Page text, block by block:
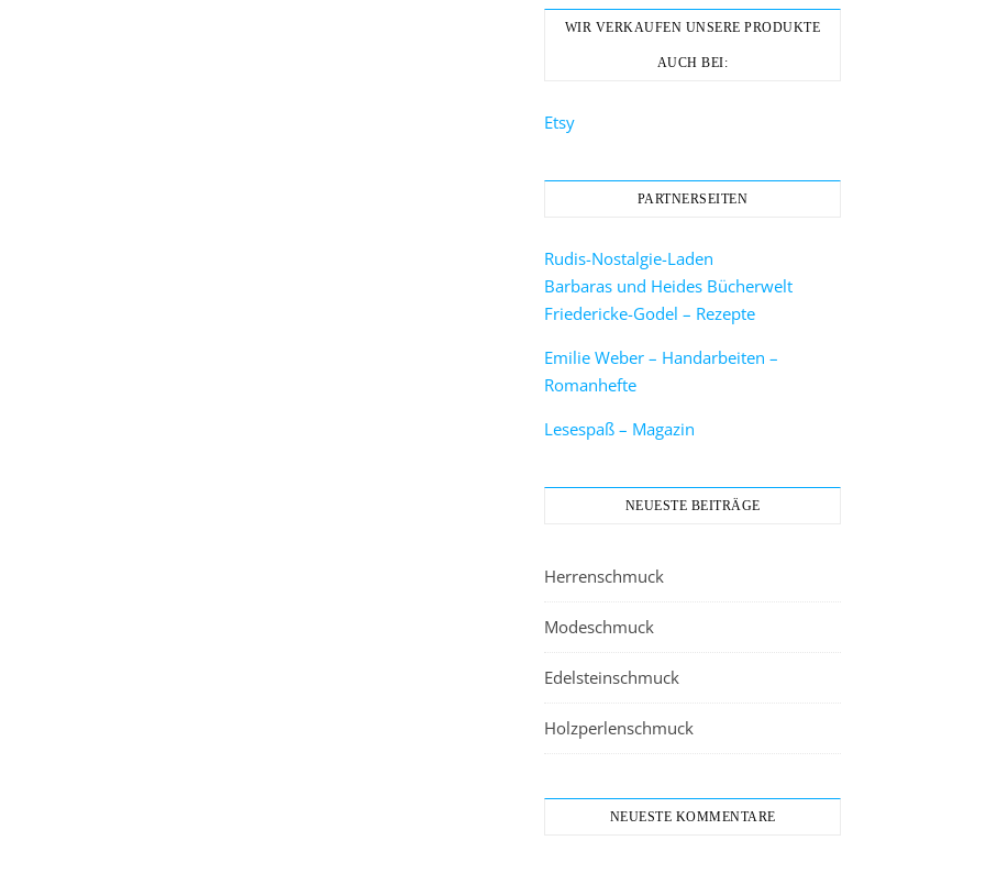
WIR VERKAUFEN UNSERE PRODUKTE
AUCH BEI:
Etsy
PARTNERSEITEN
Rudis-Nostalgie-Laden
Barbaras und Heides Bücherwelt
Friedericke-Godel – Rezepte
Emilie Weber – Handarbeiten –
Romanhefte
Lesespaß – Magazin
NEUESTE BEITRÄGE
Herrenschmuck
Modeschmuck
Edelsteinschmuck
Holzperlenschmuck
NEUESTE KOMMENTARE